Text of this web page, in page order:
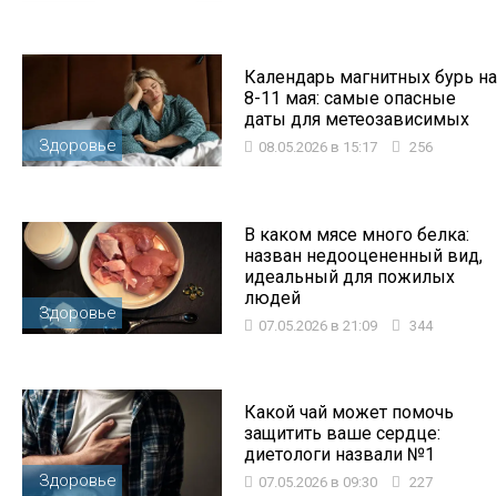
Здоровье
Календарь магнитных бурь на
8-11 мая: самые опасные
даты для метеозависимых
08.05.2026 в 15:17 256
Здоровье
В каком мясе много белка:
назван недооцененный вид,
идеальный для пожилых
людей
07.05.2026 в 21:09 344
Здоровье
Какой чай может помочь
защитить ваше сердце:
диетологи назвали №1
07.05.2026 в 09:30 227